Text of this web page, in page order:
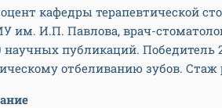
кафедры терапевтической
им. И.П. Павлова, врач-
научных публикаций. Победитель
отбеливанию зубов. Стаж